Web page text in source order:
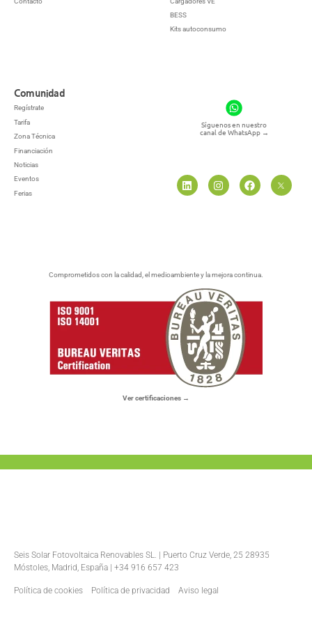
BESS
Kits autoconsumo
Comunidad
Regístrate
Tarifa
Zona Técnica
Financiación
Noticias
Eventos
Ferias
Síguenos en nuestro
canal de WhatsApp →
Comprometidos con la calidad, el medioambiente y la mejora continua.
Ver certificaciones →
Seis Solar Fotovoltaica Renovables SL. | Puerto Cruz Verde, 25 28935
Móstoles, Madrid, España | +34 916 657 423
Política de cookies Política de privacidad Aviso legal